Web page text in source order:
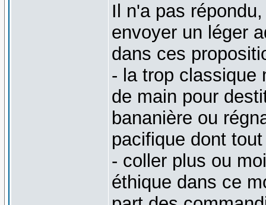
Il n'a pas
envoyer un léger
dans ces
- la trop classique
de main pour
bananière ou
pacifique dont
- coller plus ou
éthique dans ce